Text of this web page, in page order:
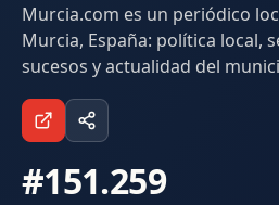
Murcia.com es un periódico
Murcia, España: política local,
sucesos y actualidad del
#151.259